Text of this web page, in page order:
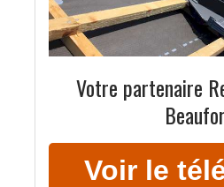
Votre partenaire